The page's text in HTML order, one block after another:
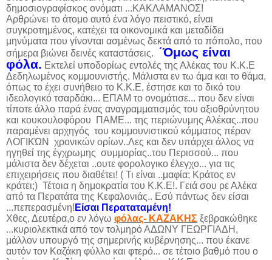
δημοσιογραφίσκος ονόματι ...ΚΑΚΛΑΜΑΝΟΣ!
Αρθρώνει το άτομο αυτό ένα λόγο πειστικό, είναι
συγκροτημένος, κατέχει τα οικονομικά και μεταδίδει
μηνύματα που γίνονται ασμένως δεκτά από το πόπολο, που
σήμερα βιώνει δεινές καταστάσεις.
΄Όμως είναι
φόλα. Εκτελεί υποδορίως εντολές της Αλέκας του Κ.Κ.Ε
Δεδηλωμένος κομμουνιστής. Μάλιστα εν τω άμα και το θάμα,
όπως το έχει συνήθειο το Κ.Κ.Ε, έστησε και το δικό του
ιδεολογικό τσαρδάκι... ΕΠΑΜ το ονομάτισε... που δεν είναι
τίποτε άλλο παρά ένας αναγραμματισμός του αξιοθρύνητου
και κουκουλοφόρου ΠΑΜΕ... της περιώνυμης Αλέκας..που
παραμένει αρχηγός του κομμουνιστικού κόμματος πέραν
ΛΟΓΙΚΏΝ χρονικών ορίων..Λες και δεν υπάρχει άλλος να
ηγηθεί της έγχρωμης συμμορίας..του Περισσού... που
μάλιστα δεν δέχεται ..ουτε φορολογικο έλεγχο... για τις
επιχειρήσεις που διαθέτει! ( Τι είναι ..μαφία; Κράτος εν
κράτει;) Τέτοια η δημοκρατία του Κ.Κ.Ε!. Γειά σου ρε Αλέκα
από τα Περατάτα της Κεφαλονιάς.. Εσύ πάντως δεν είσαι
...πεπερασμένη! Είσαι Περαταταμένη!
Χθες, Δευτέρα,ο εν λόγω φόλας- ΚΑΖΑΚΗΣ ξεβρακώθηκε
...κυριολεκτικά από τον τολμηρό ΑΔΩΝΥ ΓΕΩΡΓΙΑΔΗ,
μάλλον υπουργό της σημερινής κυβέρνησης... που έκανε
αυτόν τον Καζάκη φύλλο και φτερό... σε τέτοιο βαθμό που ο